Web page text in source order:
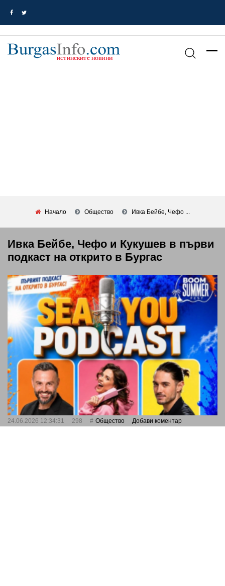
Начало Общество Ивка Бейбе, Чефо ...
Ивка Бейбе, Чефо и Кукушев в първи
подкаст на открито в Бургас
24.06.2026 12:34:31 298 Общество Добави коментар